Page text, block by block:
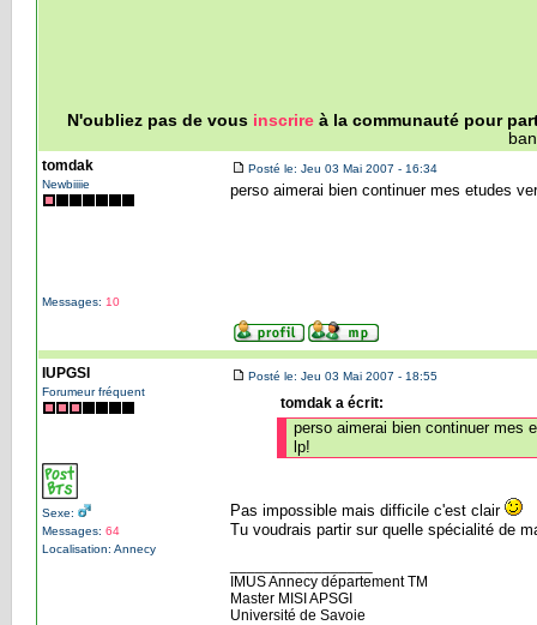
N'oubliez pas de vous inscrireà la communauté pour
tomdak
Newbiiiie
Messages: 10
Posté le: Jeu 03 Mai 2007 - 16:34
perso aimerai bien continuer mes etudes
IUPGSI
Forumeur fréquent
Sexe:
Messages: 64
Localisation: Annecy
Posté le: Jeu 03 Mai 2007 - 18:55
tomdak a écrit:
perso aimerai bien continuer mes
lp!
Pas impossible mais difficile c'est clair
Tu voudrais partir sur quelle spécialité de
IMUS Annecy département TM
Master MISI APSGI
Université de Savoie